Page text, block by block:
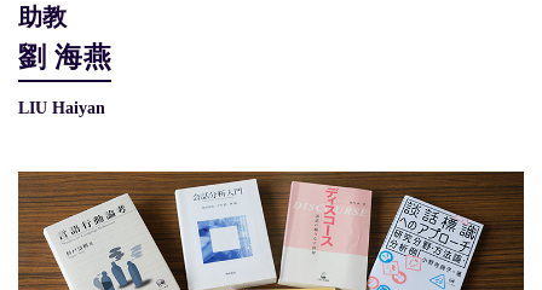
助教
劉 海燕
LIU Haiyan